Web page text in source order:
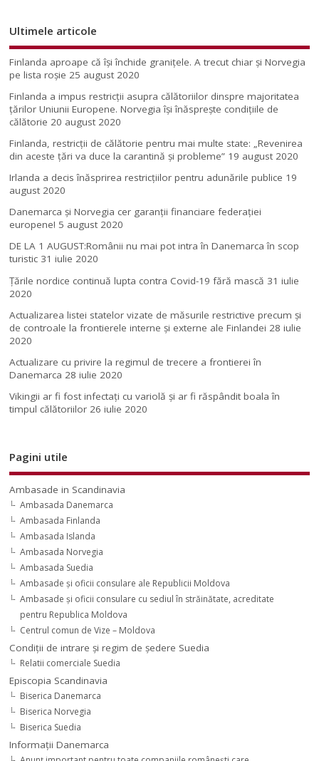
Ultimele articole
Finlanda aproape că își închide granițele. A trecut chiar și Norvegia
pe lista roșie 25 august 2020
Finlanda a impus restricţii asupra călătoriilor dinspre majoritatea
ţărilor Uniunii Europene. Norvegia își înăsprește condițiile de
călătorie 20 august 2020
Finlanda, restricţii de călătorie pentru mai multe state: „Revenirea
din aceste ţări va duce la carantină şi probleme” 19 august 2020
Irlanda a decis înăsprirea restricțiilor pentru adunările publice 19
august 2020
Danemarca și Norvegia cer garanții financiare federației
europene! 5 august 2020
DE LA 1 AUGUST:Românii nu mai pot intra în Danemarca în scop
turistic 31 iulie 2020
Țările nordice continuă lupta contra Covid-19 fără mască 31 iulie
2020
Actualizarea listei statelor vizate de măsurile restrictive precum și
de controale la frontierele interne și externe ale Finlandei 28 iulie
2020
Actualizare cu privire la regimul de trecere a frontierei în
Danemarca 28 iulie 2020
Vikingii ar fi fost infectaţi cu variolă şi ar fi răspândit boala în
timpul călătoriilor 26 iulie 2020
Pagini utile
Ambasade in Scandinavia
Ambasada Danemarca
Ambasada Finlanda
Ambasada Islanda
Ambasada Norvegia
Ambasada Suedia
Ambasade şi oficii consulare ale Republicii Moldova
Ambasade şi oficii consulare cu sediul în străinătate, acreditate
pentru Republica Moldova
Centrul comun de Vize – Moldova
Condiţii de intrare şi regim de şedere Suedia
Relatii comerciale Suedia
Episcopia Scandinavia
Biserica Danemarca
Biserica Norvegia
Biserica Suedia
Informaţii Danemarca